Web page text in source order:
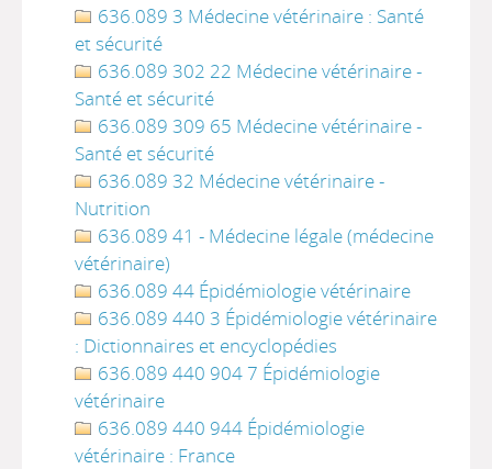
636.089 3 Médecine vétérinaire : Santé
et sécurité
636.089 302 22 Médecine vétérinaire -
Santé et sécurité
636.089 309 65 Médecine vétérinaire -
Santé et sécurité
636.089 32 Médecine vétérinaire -
Nutrition
636.089 41 - Médecine légale (médecine
vétérinaire)
636.089 44 Épidémiologie vétérinaire
636.089 440 3 Épidémiologie vétérinaire
: Dictionnaires et encyclopédies
636.089 440 904 7 Épidémiologie
vétérinaire
636.089 440 944 Épidémiologie
vétérinaire : France